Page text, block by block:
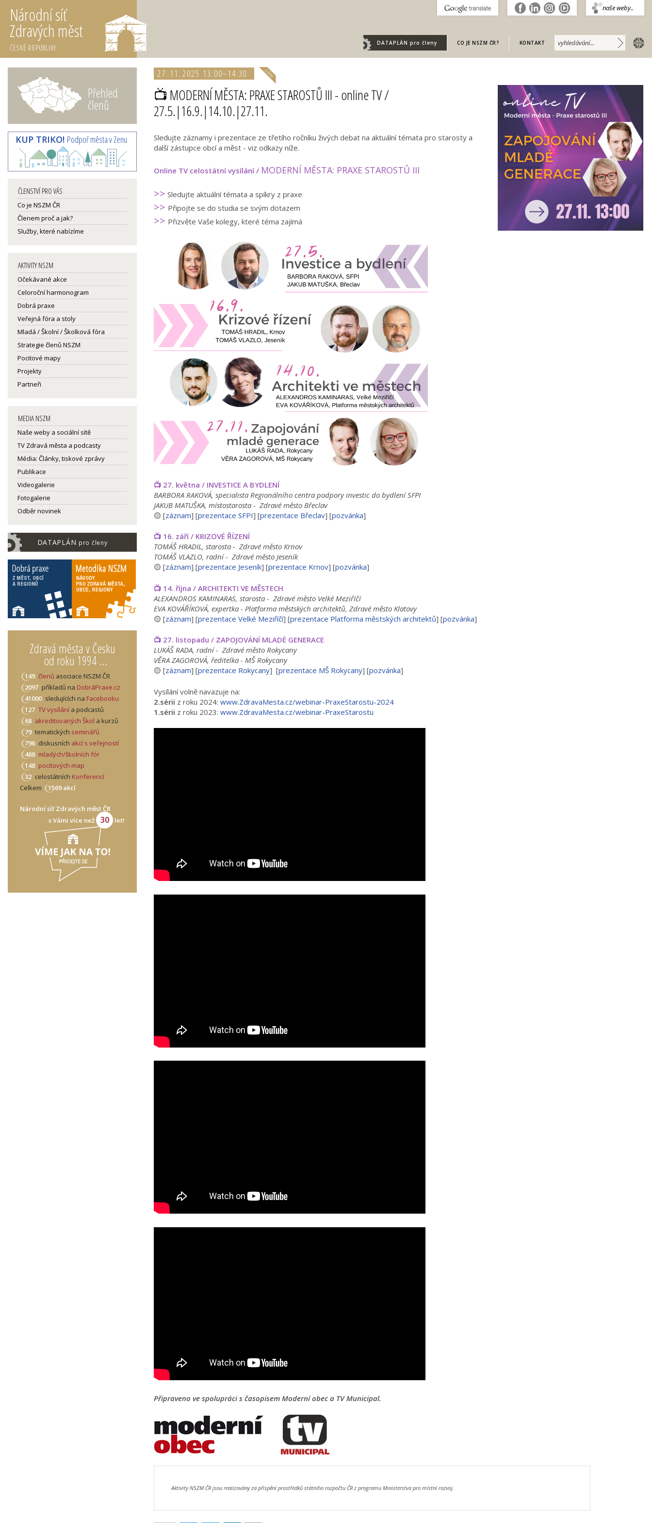
naše weby..
.
Národní síť
Zdravých měst
ČESKÉ REPUBLIKY DATAPLÁN pro členy CO JE NSZM ČR? KONTAKT english
Přehled
členů
KUP TRIKO! Podpoř města v Zenu
ČLENSTVÍ PRO VÁS
Co je NSZM ČR
Členem proč a jak?
Služby, které nabízíme
AKTIVITY NSZM
Očekávané akce
Celoroční harmonogram
Dobrá praxe
Veřejná fóra a stoly
Mladá / Školní / Školková fóra
Strategie členů NSZM
Pocitové mapy
Projekty
Partneři
MEDIA NSZM
Naše weby a sociální sítě
TV Zdravá města a podcasty
Média: Články, tiskové zprávy
Publikace
Videogalerie
Fotogalerie
Odběr novinek
DATAPLÁN pro členy
Zdravá města v Česku
od roku 1994 ...
149 členů asociace NSZM ČR
2097 příkladů na DobráPraxe.cz
41000 sledujících na Facebooku
127 TV vysílání a podcastů
68 akreditovaných Škol a kurzů
79 tematických seminářů
796 diskusních akcí s veřejností
468 mladých/školních fór
148 pocitových map
32 celostátních Konferencí
Celkem
1569 akcí
Národní síť Zdravých měst ČR
s Vámi více než
30 let!
27. 11. 2025 13:00–14:30
📺 MODERNÍ MĚSTA: PRAXE STAROSTŮ III - online TV /
27.5.|16.9.|14.10.|27.11.
Sledujte záznamy i prezentace ze třetího ročníku živých debat na aktuální témata pro starosty a
další zástupce obcí a měst - viz odkazy níže.
Online TV celostátní vysílání / MODERNÍ MĚSTA: PRAXE STAROSTŮ III
>> Sledujte aktuální témata a spíkry z praxe
>> Připojte se do studia se svým dotazem
>> Přizvěte Vaše kolegy, které téma zajímá
📺 27. května / INVESTICE A BYDLENÍ
BARBORA RAKOVÁ, specialista Regionálního centra podpory investic do bydlení SFPI
JAKUB MATUŠKA, místostarosta - Zdravé město Břeclav
🟡 [záznam] [prezentace SFPI] [prezentace Břeclav] [pozvánka]
📺 16. září / KRIZOVÉ ŘÍZENÍ
TOMÁŠ HRADIL, starosta - Zdravé město Krnov
TOMÁŠ VLAZLO, radní - Zdravé město Jeseník
🟡 [záznam] [prezentace Jeseník] [prezentace Krnov] [pozvánka]
📺 14. října / ARCHITEKTI VE MĚSTECH
ALEXANDROS KAMINARAS, starosta - Zdravé město Velké Meziříčí
EVA KOVÁŘÍKOVÁ, expertka - Platforma městských architektů, Zdravé město Klatovy
🟡 [záznam] [prezentace Velké Meziříčí] [prezentace Platforma městských architektů] [pozvánka]
📺 27. listopadu / ZAPOJOVÁNÍ MLADÉ GENERACE
LUKÁŠ RADA, radní - Zdravé město Rokycany
VĚRA ZAGOROVÁ, ředitelka - MŠ Rokycany
🟡 [záznam] [prezentace Rokycany] [prezentace MŠ Rokycany] [pozvánka]
Vysílání volně navazuje na:
2.sérii z roku 2024: www.ZdravaMesta.cz/webinar-PraxeStarostu-2024
1.sérii z roku 2023: www.ZdravaMesta.cz/webinar-PraxeStarostu
Připraveno ve spolupráci s časopisem Moderní obec a TV Municipal.
Aktivity NSZM ČR jsou realizovány za přispění prostředků státního rozpočtu ČR z programu Ministerstva pro místní rozvoj.